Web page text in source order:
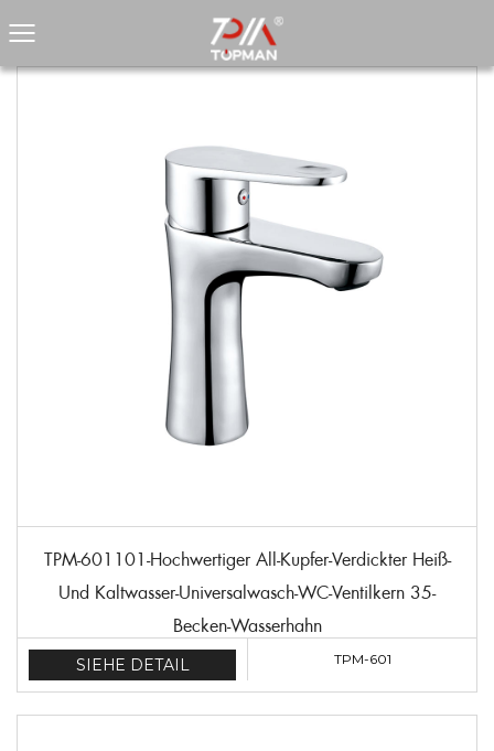
TPM-601101-Hochwertiger All-Kupfer-Verdickter Heiß-
Und Kaltwasser-Universalwasch-WC-Ventilkern 35-
Becken-Wasserhahn
SIEHE DETAIL TPM-601